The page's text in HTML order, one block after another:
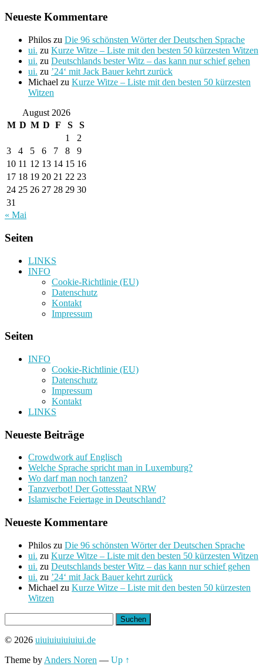
Neueste Kommentare
Philos zu Die 96 schönsten Wörter der Deutschen Sprache
ui. zu Kurze Witze – Liste mit den besten 50 kürzesten Witzen
ui. zu Deutschlands bester Witz – das kann nur schief gehen
ui. zu ’24‘ mit Jack Bauer kehrt zurück
Michael zu Kurze Witze – Liste mit den besten 50 kürzesten
Witzen
August 2026
M D M D F S
S
1
2
3
4 5 6 7 8
9
10 11 12 13 14 15 16
17 18 19 20 21 22 23
24 25 26 27 28 29 30
31
« Mai
Seiten
LINKS
INFO
Cookie-Richtlinie (EU)
Datenschutz
Kontakt
Impressum
Seiten
INFO
Cookie-Richtlinie (EU)
Datenschutz
Impressum
Kontakt
LINKS
Neueste Beiträge
Crowdwork auf Englisch
Welche Sprache spricht man in Luxemburg?
Wo darf man noch tanzen?
Tanzverbot! Der Gottesstaat NRW
Islamische Feiertage in Deutschland?
Neueste Kommentare
Philos zu Die 96 schönsten Wörter der Deutschen Sprache
ui. zu Kurze Witze – Liste mit den besten 50 kürzesten Witzen
ui. zu Deutschlands bester Witz – das kann nur schief gehen
ui. zu ’24‘ mit Jack Bauer kehrt zurück
Michael zu Kurze Witze – Liste mit den besten 50 kürzesten
Witzen
nach:
© 2026 uiuiuiuiuiuiui.de
Theme by Anders Noren — Up ↑